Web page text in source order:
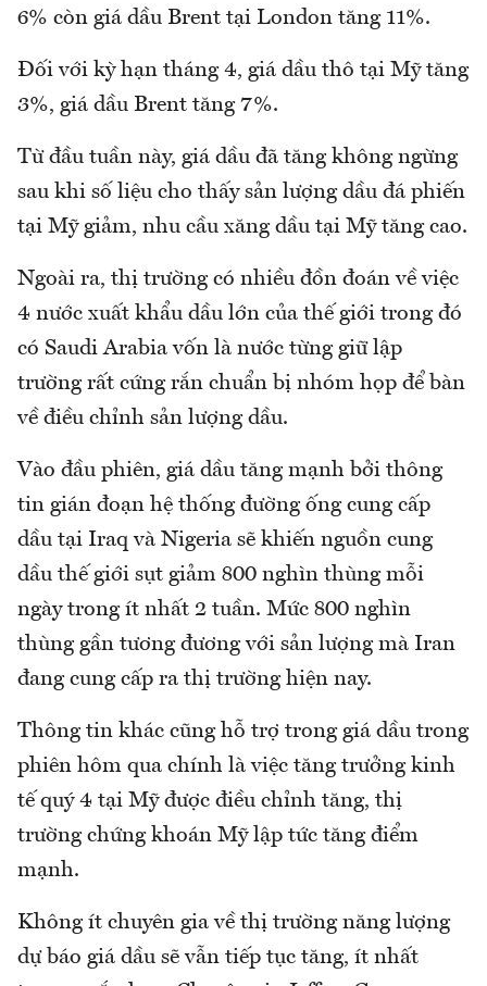
6% còn giá dầu Brent tại London tăng 11%.
Đối với kỳ hạn tháng 4, giá dầu thô tại Mỹ tăng
3%, giá dầu Brent tăng 7%.
Từ đầu tuần này, giá dầu đã tăng không ngừng
sau khi số liệu cho thấy sản lượng dầu đá phiến
tại Mỹ giảm, nhu cầu xăng dầu tại Mỹ tăng cao.
Ngoài ra, thị trường có nhiều đồn đoán về việc
4 nước xuất khẩu dầu lớn của thế giới trong đó
có Saudi Arabia vốn là nước từng giữ lập
trường rất cứng rắn chuẩn bị nhóm họp để bàn
về điều chỉnh sản lượng dầu.
Vào đầu phiên, giá dầu tăng mạnh bởi thông
tin gián đoạn hệ thống đường ống cung cấp
dầu tại Iraq và Nigeria sẽ khiến nguồn cung
dầu thế giới sụt giảm 800 nghìn thùng mỗi
ngày trong ít nhất 2 tuần. Mức 800 nghìn
thùng gần tương đương với sản lượng mà Iran
đang cung cấp ra thị trường hiện nay.
Thông tin khác cũng hỗ trợ trong giá dầu trong
phiên hôm qua chính là việc tăng trưởng kinh
tế quý 4 tại Mỹ được điều chỉnh tăng, thị
trường chứng khoán Mỹ lập tức tăng điểm
mạnh.
Không ít chuyên gia về thị trường năng lượng
dự báo giá dầu sẽ vẫn tiếp tục tăng, ít nhất